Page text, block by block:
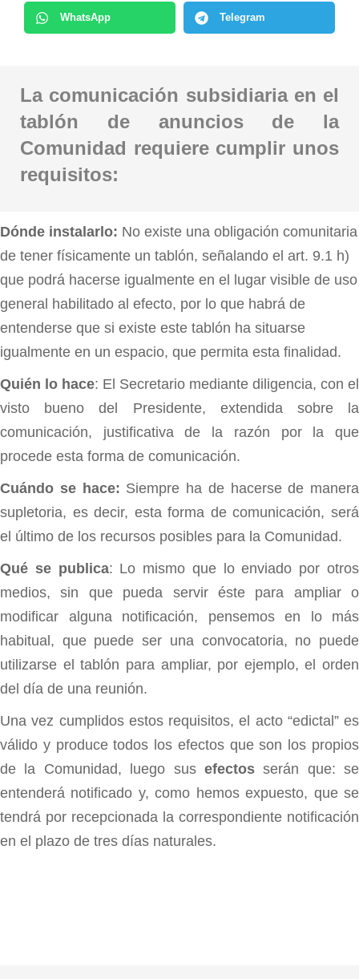
La comunicación subsidiaria en el
tablón de anuncios de la
Comunidad requiere cumplir unos
requisitos:
Dónde instalarlo: No existe una obligación comunitaria
de tener físicamente un tablón, señalando el art. 9.1 h)
que podrá hacerse igualmente en el lugar visible de uso
general habilitado al efecto, por lo que habrá de
entenderse que si existe este tablón ha situarse
igualmente en un espacio, que permita esta finalidad.
Quién lo hace: El Secretario mediante diligencia, con el
visto bueno del Presidente, extendida sobre la
comunicación, justificativa de la razón por la que
procede esta forma de comunicación.
Cuándo se hace: Siempre ha de hacerse de manera
supletoria, es decir, esta forma de comunicación, será
el último de los recursos posibles para la Comunidad.
Qué se publica: Lo mismo que lo enviado por otros
medios, sin que pueda servir éste para ampliar o
modificar alguna notificación, pensemos en lo más
habitual, que puede ser una convocatoria, no puede
utilizarse el tablón para ampliar, por ejemplo, el orden
del día de una reunión.
Una vez cumplidos estos requisitos, el acto “edictal” es
válido y produce todos los efectos que son los propios
de la Comunidad, luego sus efectosserán que: se
entenderá notificado y, como hemos expuesto, que se
tendrá por recepcionada la correspondiente notificación
en el plazo de tres días naturales.
WhatsApp Telegram